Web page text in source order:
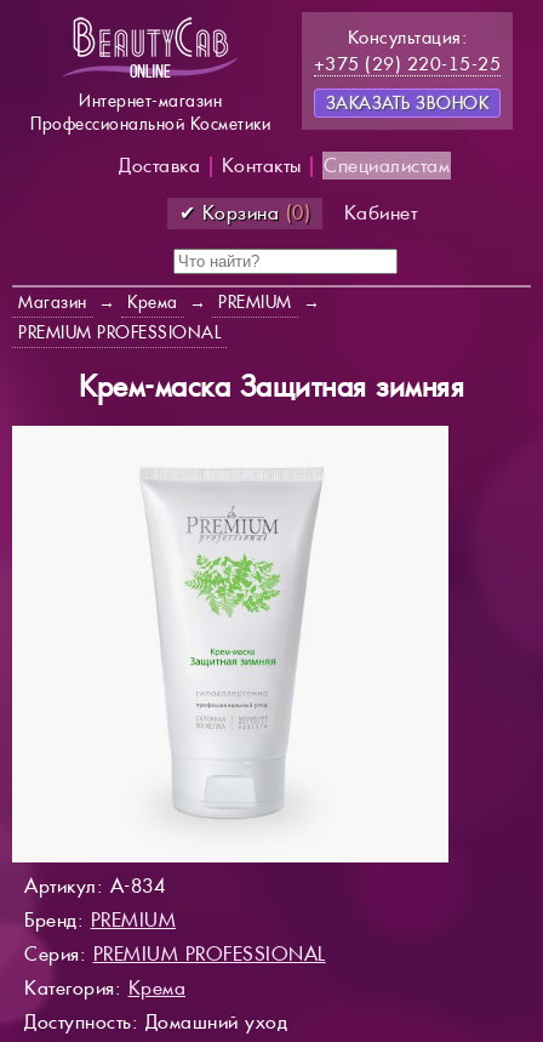
Интернет-магазин
Профессиональной Косметики
Консультация:
+375 (29) 220-15-25
ЗАКАЗАТЬ ЗВОНОК
Доставка Контакты
Специалистам
✔ Корзина (0) Кабинет
Магазин → Крема → PREMIUM
→
PREMIUM PROFESSIONAL
Крем-маска Защитная зимняя
Артикул: A-834
Бренд: PREMIUM
Серия: PREMIUM PROFESSIONAL
Категория: Крема
Доступность: Домашний уход